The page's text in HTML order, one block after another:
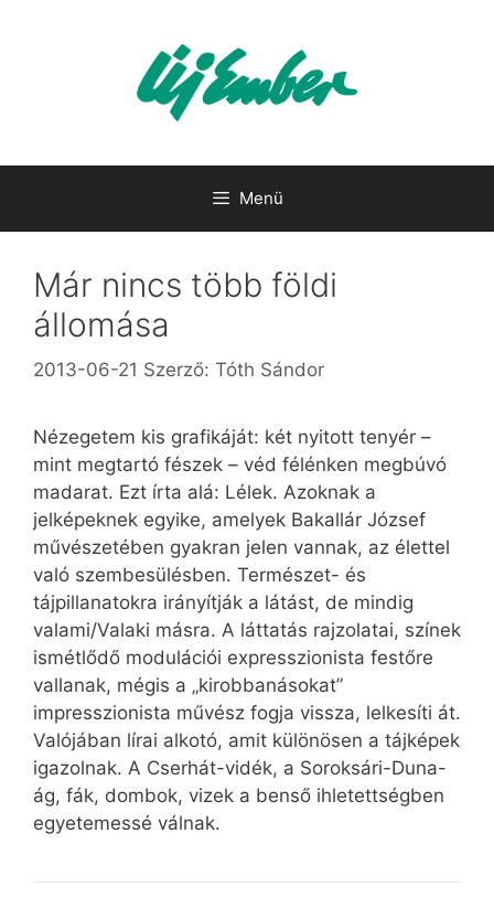
Menü
Már nincs több földi
állomása
2013-06-21 Szerző: Tóth Sándor
Nézegetem kis grafikáját: két nyitott tenyér –
mint megtartó fészek – véd félénken megbúvó
madarat. Ezt írta alá: Lélek. Azoknak a
jelképeknek egyike, amelyek Bakallár József
művészetében gyakran jelen vannak, az élettel
való szembesülésben. Természet- és
tájpillanatokra irányítják a látást, de mindig
valami/Valaki másra. A láttatás rajzolatai, színek
ismétlődő modulációi expresszionista festőre
vallanak, mégis a „kirobbanásokat”
impresszionista művész fogja vissza, lelkesíti át.
Valójában lírai alkotó, amit különösen a tájképek
igazolnak. A Cserhát-vidék, a Soroksári-Duna-
ág, fák, dombok, vizek a benső ihletettségben
egyetemessé válnak.